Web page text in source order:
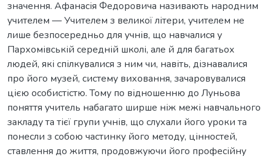
значення. Афанасія Федоровича називають народним
учителем — Учителем з великої літери, учителем не
лише безпосередньо для учнів, що навчалися у
Пархомівській середній школі, але й для багатьох
людей, які спілкувалися з ним чи, навіть, дізнавалися
про його музей, систему виховання, зачаровувалися
цією особистістю. Тому по відношенню до Луньова
поняття учитель набагато ширше ніж межі навчального
закладу та тієї групи учнів, що слухали його уроки та
понесли з собою частинку його методу, цінностей,
ставлення до життя, продовжуючи його професійну